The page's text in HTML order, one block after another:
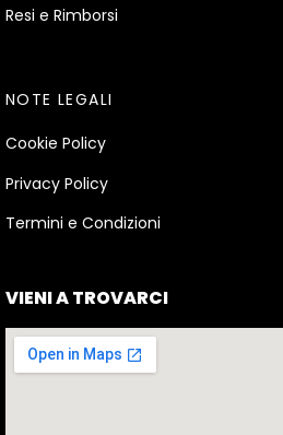
Resi e Rimborsi
NOTE LEGALI
Cookie Policy
Privacy Policy
Termini e Condizioni
VIENI A TROVARCI